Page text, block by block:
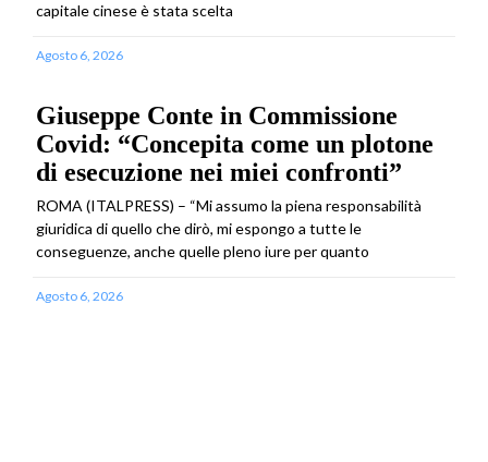
capitale cinese è stata scelta
Agosto 6, 2026
Giuseppe Conte in Commissione
Covid: “Concepita come un plotone
di esecuzione nei miei confronti”
ROMA (ITALPRESS) – “Mi assumo la piena responsabilità
giuridica di quello che dirò, mi espongo a tutte le
conseguenze, anche quelle pleno iure per quanto
Agosto 6, 2026